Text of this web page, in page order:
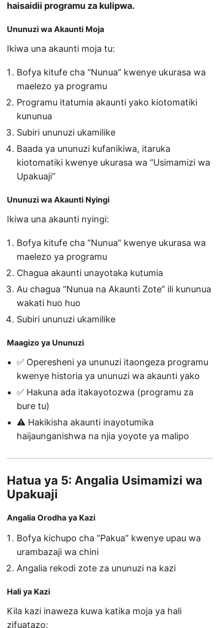
haisaidii programu za kulipwa.
Ununuzi wa Akaunti Moja
Ikiwa una akaunti moja tu:
Bofya kitufe cha “Nunua” kwenye ukurasa wa
maelezo ya programu
Programu itatumia akaunti yako kiotomatiki
kununua
Subiri ununuzi ukamilike
Baada ya ununuzi kufanikiwa, itaruka
kiotomatiki kwenye ukurasa wa “Usimamizi wa
Upakuaji”
Ununuzi wa Akaunti Nyingi
Ikiwa una akaunti nyingi:
Bofya kitufe cha “Nunua” kwenye ukurasa wa
maelezo ya programu
Chagua akaunti unayotaka kutumia
Au chagua “Nunua na Akaunti Zote” ili kununua
wakati huo huo
Subiri ununuzi ukamilike
Maagizo ya Ununuzi
✅ Operesheni ya ununuzi itaongeza programu
kwenye historia ya ununuzi wa akaunti yako
✅ Hakuna ada itakayotozwa (programu za
bure tu)
⚠️ Hakikisha akaunti inayotumika
haijaunganishwa na njia yoyote ya malipo
Hatua ya 5: Angalia Usimamizi wa
Upakuaji
Angalia Orodha ya Kazi
Bofya kichupo cha “Pakua” kwenye upau wa
urambazaji wa chini
Angalia rekodi zote za ununuzi na kazi
Hali ya Kazi
Kila kazi inaweza kuwa katika moja ya hali
zifuatazo: